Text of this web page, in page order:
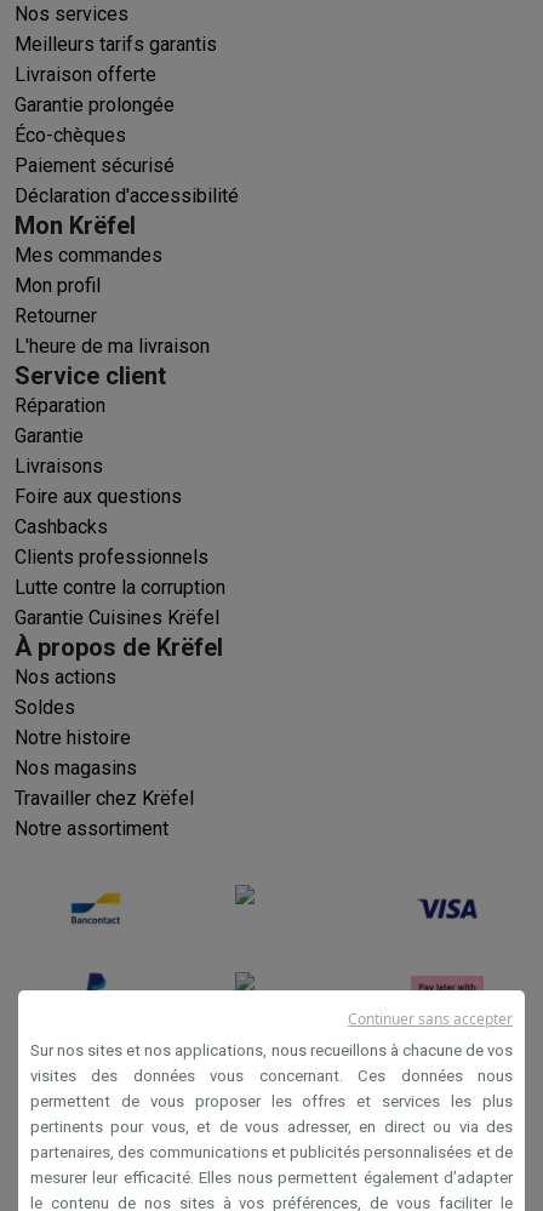
Nos services
Meilleurs tarifs garantis
Livraison offerte
Garantie prolongée
Éco-chèques
Paiement sécurisé
Déclaration d'accessibilité
Mon Krëfel
Mes commandes
Mon profil
Retourner
L'heure de ma livraison
Service client
Réparation
Garantie
Livraisons
Foire aux questions
Cashbacks
Clients professionnels
Lutte contre la corruption
Garantie Cuisines Krëfel
À propos de Krëfel
Nos actions
Soldes
Notre histoire
Nos magasins
Travailler chez Krëfel
Notre assortiment
Conditions générales de vente
Privacy
Disclaimer
Sur nos sites et nos applications, nous recueillons à chacune de vos
visites des données vous concernant. Ces données nous
permettent de vous proposer les offres et services les plus
pertinents pour vous, et de vous adresser, en direct ou via des
partenaires, des communications et publicités personnalisées et de
mesurer leur efficacité. Elles nous permettent également d’adapter
le contenu de nos sites à vos préférences, de vous faciliter le
Continuer sans accepter